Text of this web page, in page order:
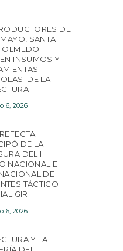
DE
SANTA
OLMEDO
INSUMOS Y
DE LA
6, 2026
DE LA
DEL I
NACIONAL E
DE
TÁCTICO
GIR
6, 2026
Y LA